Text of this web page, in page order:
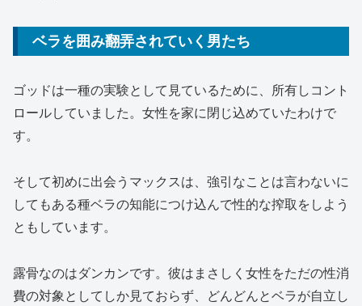
ベラを囲み翻弄されていく男たち
ゴッドは一種の実験として見ているために、所有しコント
ロールしていました。女性を家に閉じ込めていたわけで
す。
そして初めに出会うマックスは、強引なことは言わないに
してもある種ベラの知能につけ込んで性的な搾取をしよう
ともしています。
露骨なのはダンカンです。彼はまさしく女性をただの性消
費の対象としてしか見ておらず、どんどんとベラが自立し